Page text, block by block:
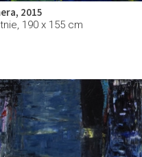
2015
190 x 155 cm